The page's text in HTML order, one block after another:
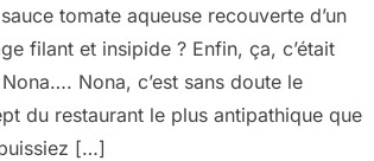
sauce tomate aqueuse recouverte d’un
filant et insipide ? Enfin, ça, c’était
Nona, c’est sans doute le
du restaurant le plus antipathique que
[…]